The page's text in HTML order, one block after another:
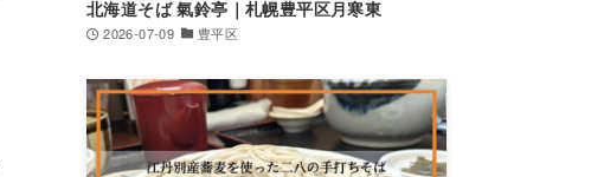
北海道そば 氣鈴亭｜札幌豊平区月寒東
2026-07-09 豊平区